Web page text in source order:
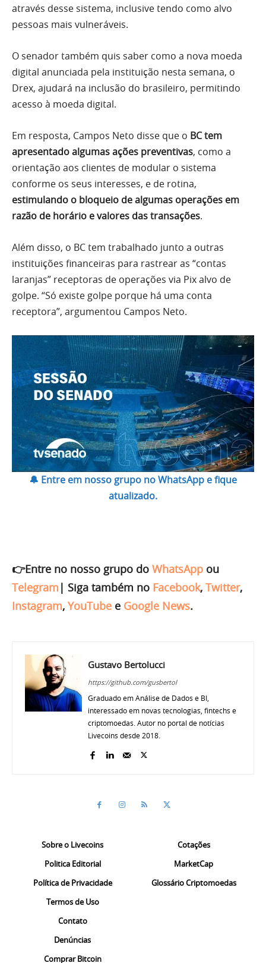
através desse sistema, inclusive tendo como alvo
pessoas mais vulneráveis.
O senador também quis saber como a nova moeda
digital anunciada pela instituição nesta semana, o
Drex, ajudará na inclusão do brasileiro, permitindo
acesso à moeda digital.
Em resposta, Campos Neto disse que o BC tem
apresentado algumas ações preventivas, como a
orientação aos clientes de modular o sistema
conforme os seus interesses, e de rotina,
estimulando o bloqueio de algumas operações em
razão de horário e valores das transações.
Além disso, o BC tem trabalhado junto a outras
instituições financeiras para rastrear as “contas
laranjas” receptoras de operações via Pix alvo de
golpe. “Só existe golpe porque há uma conta
receptora”, argumentou Campos Neto.
🔔 Entre em nosso grupo no WhatsApp e fique
atualizado.
👉Entre no nosso grupo do WhatsApp ou
Telegram | Siga também no Facebook, Twitter,
Instagram, YouTube e Google News.
Gustavo Bertolucci
https://github.com/gusbertol
Graduado em Análise de Dados e BI,
interessado em novas tecnologias, fintechs e
criptomoedas. Autor no portal de notícias
Livecoins desde 2018.
Sobre o Livecoins
Politica Editorial
Política de Privacidade
Termos de Uso
Contato
Denúncias
Comprar Bitcoin
Cotações
MarketCap
Glossário Criptomoedas